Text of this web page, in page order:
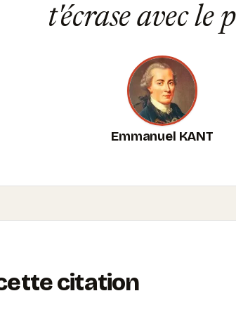
t'écrase avec le
Emmanuel KANT
citation